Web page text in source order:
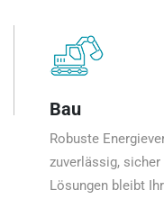
Bau
Robuste
zuverlässig,
Lösungen bleibt